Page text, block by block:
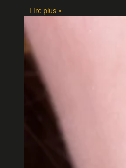
Lire plus »